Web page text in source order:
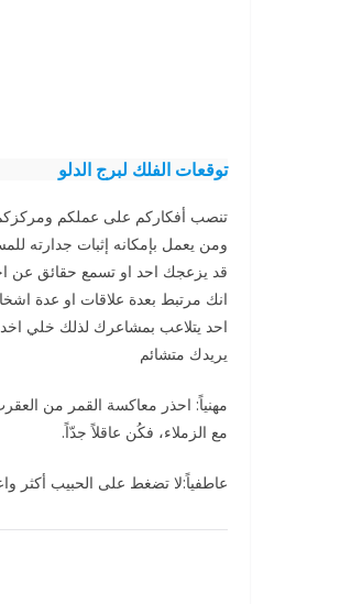
توقعات الفلك لبرج الدلو
تنصب أفكاركم على عملكم
ومن يعمل بإمكانه إثبات جدارته
قد يزعجك احد او تسمع حقائق عن
انك مرتبط بعدة علاقات او عدة
احد يتلاعب بمشاعرك لذلك خلي
يريدك متشائم
مهنياً: احذر معاكسة القمر من
مع الزملاء، فكُن عاقلاً جدّاً.
عاطفياً:لا تضغط على الحبيب أكثر